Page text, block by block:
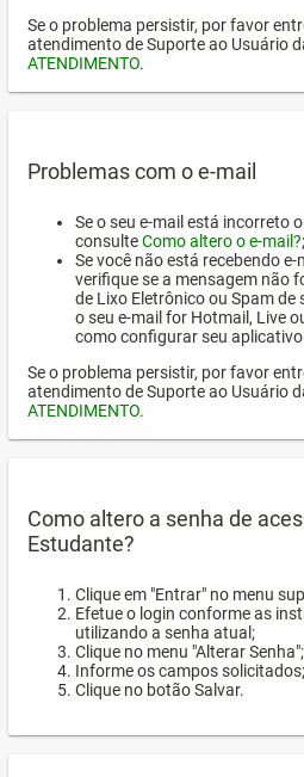
Se o problema persistir, por favor
atendimento de Suporte ao Usuário
ATENDIMENTO.
Problemas com o e-mail
Se o seu e-mail está incorreto
consulteComo altero o e-mail?;
Se você não está recebendo e-
verifique se a mensagem não
de Lixo Eletrônico ou Spam de
o seu e-mail for Hotmail, Live
como configurar seu
Se o problema persistir, por favor
atendimento de Suporte ao Usuário
ATENDIMENTO.
Como altero a senha de
Estudante?
Clique em "Entrar" no menu
Efetue o login conforme as
utilizando a senha atual;
Clique no menu "Alterar Senha";
Informe os campos solicitados;
Clique no botão Salvar.